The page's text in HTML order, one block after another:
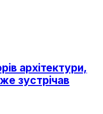
архітектури,
зустрічав